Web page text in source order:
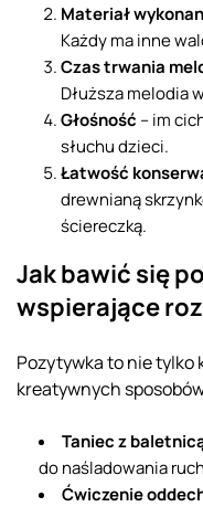
Materiał
Każdy ma inne
Czas trwania
Dłuższa melodia
Głośność – im
słuchu dzieci.
Łatwość
drewnianą
ściereczką.
Jak bawić się
wspierające
Pozytywka to nie tylko
kreatywnych
Taniec z
do naśladowania
Ćwiczenie